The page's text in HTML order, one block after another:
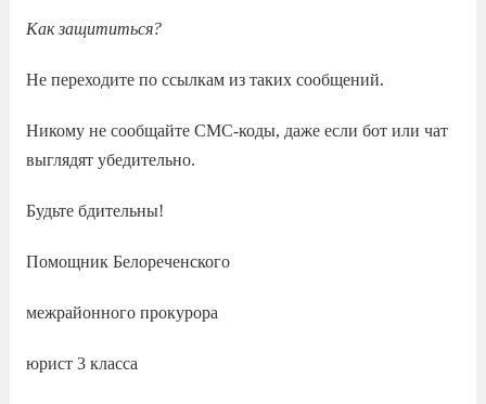
Как защититься?
Не переходите по ссылкам из таких сообщений.
Никому не сообщайте СМС-коды, даже если бот или чат
выглядят убедительно.
Будьте бдительны!
Помощник Белореченского
межрайонного прокурора
юрист 3 класса